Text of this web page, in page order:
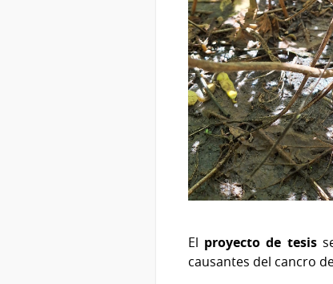
El proyecto de tesis
causantes del cancro